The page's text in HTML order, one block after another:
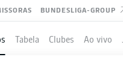
BUNDESLIGA-GROUP
Tabela Clubes Ao vivo